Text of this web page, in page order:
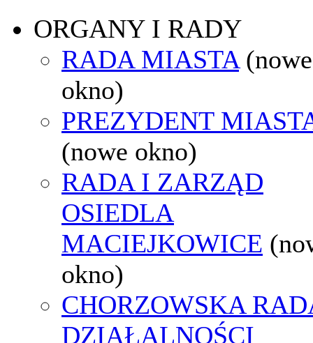
ORGANY I RADY
RADA MIASTA (nowe
okno)
PREZYDENT
(nowe okno)
RADA I ZARZĄD
OSIEDLA
MACIEJKOWICE
okno)
CHORZOWSKA
DZIAŁALNOŚCI